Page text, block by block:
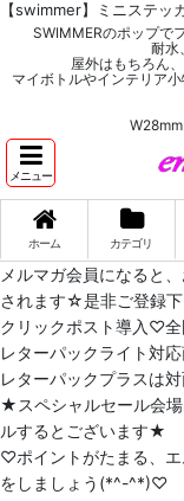
【swimmer】ミニステ
SWIMMERのポップで
耐水
屋外はもちろん
マイボトルやインテリア
メニュー
ホーム カテゴリ
メルマガ会員になると
されます☆是非ご登録
クリックポスト導入♡
レターパックライト対
レターパックプラスは
★スペシャルセール会
ルするとございます★
♡ポイントがたまる、
をしましょう(*^-^*)♡